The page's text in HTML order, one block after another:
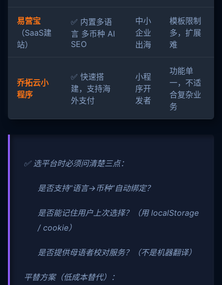
易营宝
（SaaS建
站）
✅ 内置多语
言 多币种 AI
SEO
中小
企业
出海
模板限制
多，扩展
难
乔拓云小
程序
✅ 快速搭
建，支持海
外支付
小程
序开
发者
功能单
一，不适
合复杂业
务
✅ 选平台时必须问清楚三点：
是否支持“语言→币种”自动绑定？
是否能记住用户上次选择？（用 localStorage
/ cookie）
是否提供母语者校对服务？（不是机器翻译）
平替方案（低成本替代）：